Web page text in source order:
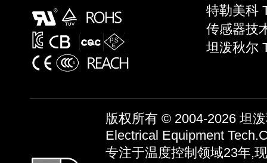
特勒美科
传感器技
坦泼秋尔
版权所有 © 2004-2026 坦
Electrical Equipment
专注于温度控制领域23年,